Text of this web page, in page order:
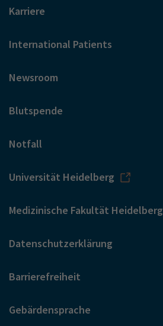
Karriere
International Patients
Newsroom
Blutspende
Notfall
Universität Heidelberg
Medizinische Fakultät Heidelberg
Datenschutzerklärung
Barrierefreiheit
Gebärdensprache